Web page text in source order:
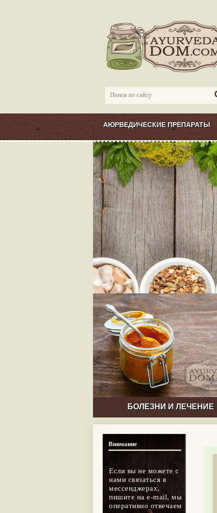
АЮРВЕДИЧЕСКИЕ ПРЕПАРАТЫ
БОЛЕЗНИ И ЛЕЧЕНИЕ
Внимание
Если вы не можете с
нами связаться в
мессенджерах,
пишите на e-mail, мы
оперативно отвечаем